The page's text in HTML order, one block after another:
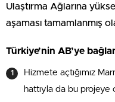
Ulaştırma Ağlarına
aşaması tamamlanmış
Türkiye’nin AB’ye
Hizmete açtığımız
hattıyla da bu projeye